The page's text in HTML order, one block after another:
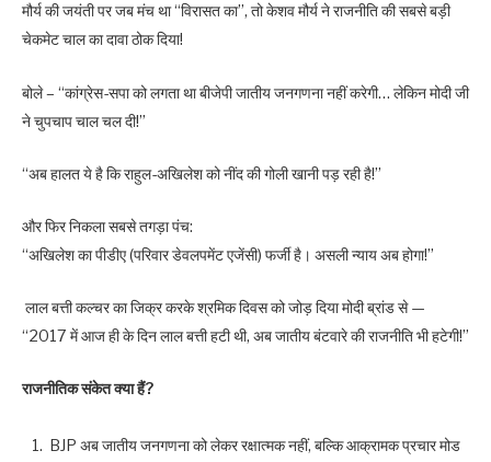
मौर्य की जयंती पर जब मंच था “विरासत का”, तो केशव मौर्य ने राजनीति की सबसे बड़ी
चेकमेट चाल का दावा ठोक दिया!
बोले – “कांग्रेस-सपा को लगता था बीजेपी जातीय जनगणना नहीं करेगी… लेकिन मोदी जी
ने चुपचाप चाल चल दी!”
“अब हालत ये है कि राहुल-अखिलेश को नींद की गोली खानी पड़ रही है!”
और फिर निकला सबसे तगड़ा पंच:
“अखिलेश का पीडीए (परिवार डेवलपमेंट एजेंसी) फर्जी है। असली न्याय अब होगा!”
लाल बत्ती कल्चर का जिक्र करके श्रमिक दिवस को जोड़ दिया मोदी ब्रांड से —
“2017 में आज ही के दिन लाल बत्ती हटी थी, अब जातीय बंटवारे की राजनीति भी हटेगी!”
राजनीतिक संकेत क्या हैं?
BJP अब जातीय जनगणना को लेकर रक्षात्मक नहीं, बल्कि आक्रामक प्रचार मोड